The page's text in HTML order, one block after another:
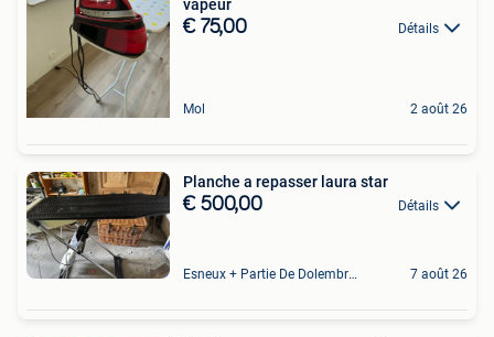
vapeur
€ 75,00 Détails
Mol 2 août 26
Planche a repasser laura star
€ 500,00 Détails
Esneux + Partie De Dolembreux 7 août 26